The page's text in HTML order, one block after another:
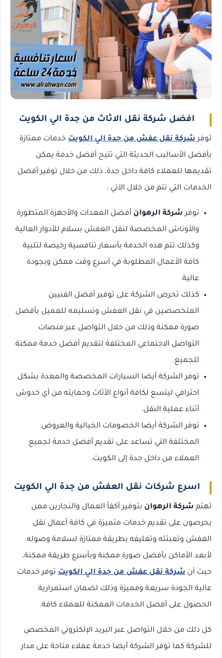
افضل شركة نقل الاثاث من جدة الي الكويت
توفر شركة نقل عفش من جدة الي الكويت خدمات ممتازة
بأفضل الأساليب الحديثة التي تتيح أفضل خدمة يمكن
تقديمها للعملاء كافة داخل جدة، ذلك من خلال توفير أفضل
الخدمات التي تتم من خلال الآتي :
توفر شركة الرهوان أفضل المعدات والأجهزة المتطورة
والأوناش المخصصة لنقل العفش بسلام للأدوار العالية
وكذلك تتم هذه الخدمة بأسعار تنافسية رخيصة لتلبية
كافة الأعمال المطلوبة في أسرع وقت ممكن وبجودة
عالية.
كذلك تحرص الشركة على توفير أفضل الفنيين
المتخصصين في نقل العفش وتسليمه للعميل بأفضل
صورة ممكنة وذلك من خلال التواصل عبر منصات
التواصل الاجتماعي المختلفة لتقديم أفضل خدمة ممكنة
للجميع.
توفر الشركة أيضا السيارات المخصصة والمعدة بشكل
احترافي ليتسع لكافة أنواع الأثاث وحمايته من أي خدوش
أثناء عملية النقل.
توفر الشركة أيضا الخصومات الخيالية والعروض
المختلفة التي تساعد على تقديم أفضل خدمة لجميع
العملاء من داخل جدة إلى الكويت.
اسرع شركات نقل العفش من جدة الي الكويت
تهتم شركة الرهوان بتوفير أكفأ العمال والنجارين ممن
يحرصون على تقديم خدمات متميزة في كافة أعمال نقل
العفش وتعبئته وتغليفه بطريقة ممتازة لسلامة وصوله
لأبعد الأماكن بأفضل صورة ممكنة وبأسرع طريقة ممكنة،
حيث أن شركة نقل عفش من جدة الي الكويت توفر خدمات
عالية الجودة سريعة ومميزة وذلك لضمان استمرارية
الحصول على أفضل الخدمات الممكنة للعملاء كافة.
كل ذلك من خلال التواصل عبر البريد الإلكتروني المخصص
للشركة كما توفر الشركة أيضا خدمة عملاء متاحة على مدار